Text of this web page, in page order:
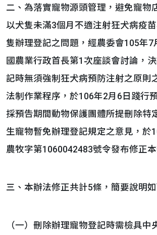
二、為落實寵物源頭管理，避免寵物
以犬隻未滿3個月不適注射狂犬病疫
隻辦理登記之問題，經農委會105年7
國農業行政首長第1次座談會討論，
記時無須強制狂犬病預防注射之原則
法制作業程序，於106年2月6日踐行
採預告期間動物保護團體所提刪除特
生寵物暫免辦理登記規定之意見，於
農牧字第1060042483號令發布修正
三、本辦法修正共計5條，簡要說明如
（一）刪除辦理寵物登記時需檢具中